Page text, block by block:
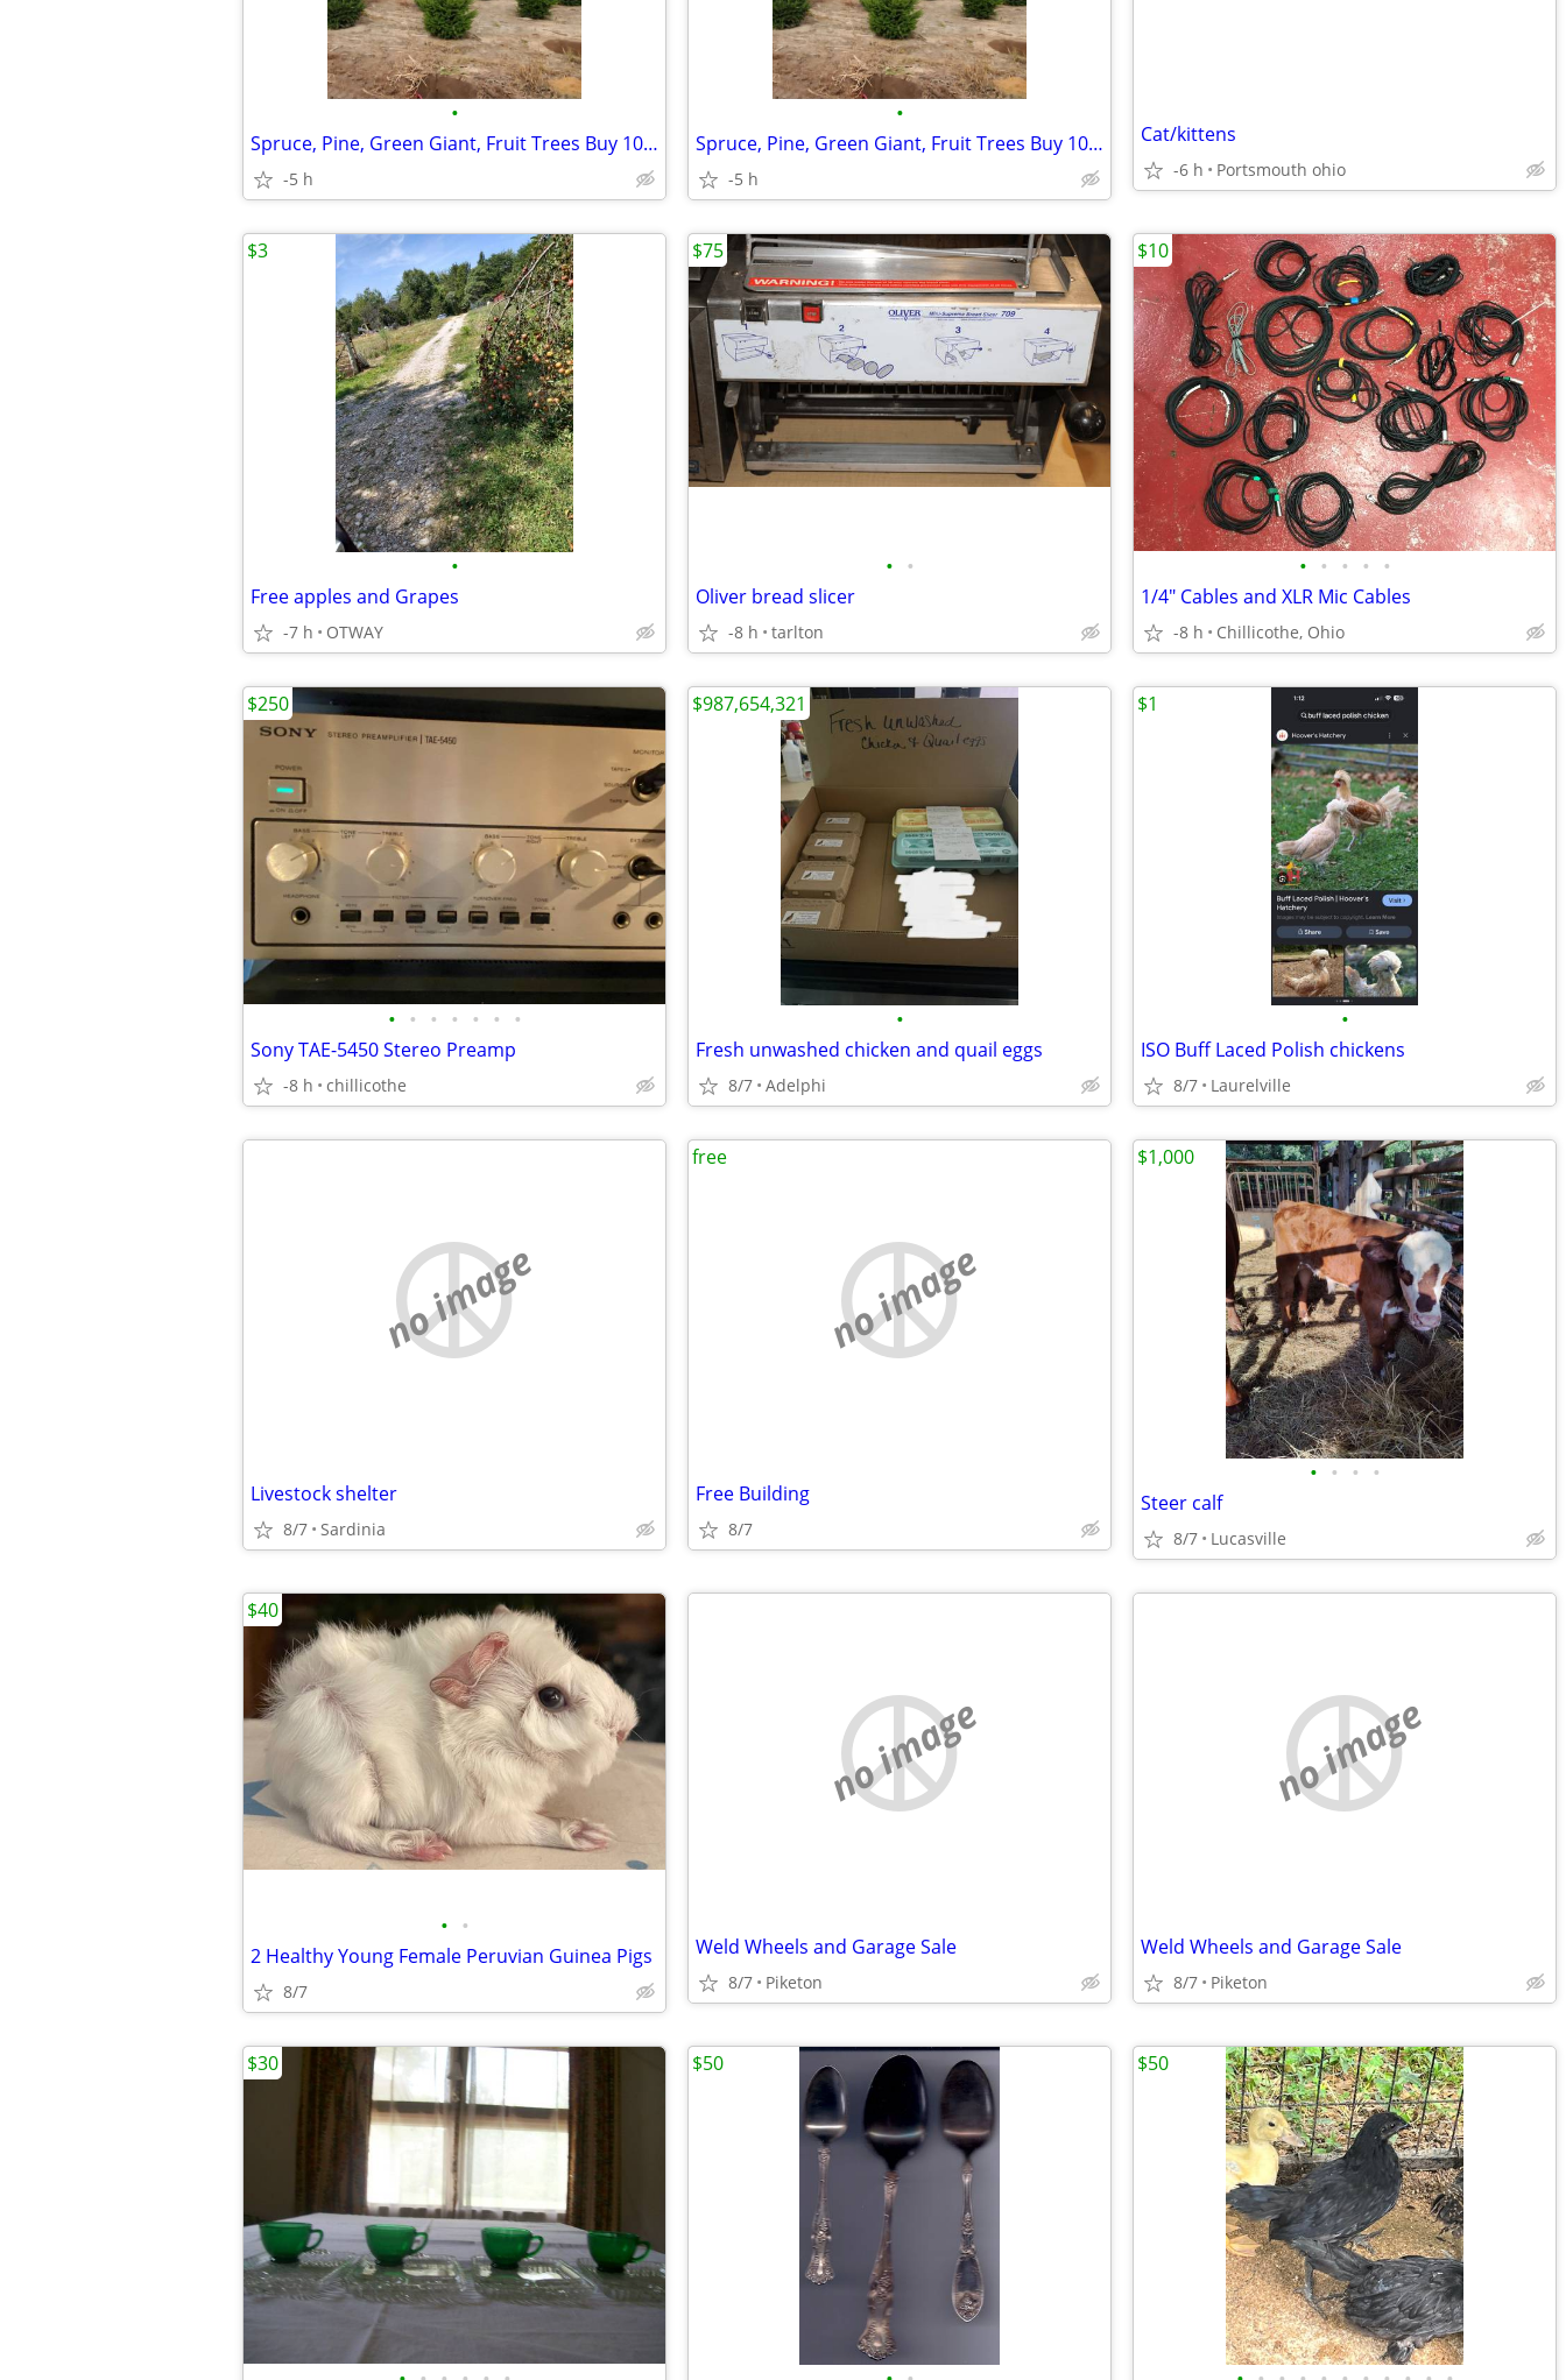
•
Spruce, Pine, Green Giant, Fruit Trees Buy 10 Get 5 FREE
-5 h
•
Spruce, Pine, Green Giant, Fruit Trees Buy 10 Get 5 FREE
-5 h
Cat/kittens
-6 h Portsmouth ohio
•
Free apples and Grapes
-7 h OTWAY
$3
• •
Oliver bread slicer
-8 h tarlton
$75
• • • • •
1/4" Cables and XLR Mic Cables
-8 h Chillicothe, Ohio
$10
• • • • • • •
Sony TAE-5450 Stereo Preamp
-8 h chillicothe
$250
•
Fresh unwashed chicken and quail eggs
8/7 Adelphi
$987,654,321
•
ISO Buff Laced Polish chickens
8/7 Laurelville
$1
no image
Livestock shelter
8/7 Sardinia
no image
Free Building
8/7
free
• • • •
Steer calf
8/7 Lucasville
$1,000
• •
2 Healthy Young Female Peruvian Guinea Pigs
8/7
$40
no image
Weld Wheels and Garage Sale
8/7 Piketon
no image
Weld Wheels and Garage Sale
8/7 Piketon
$30 $50 $50